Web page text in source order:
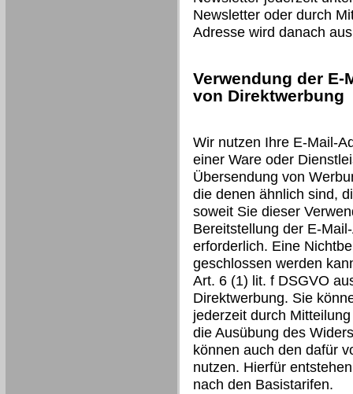
Newsletter oder durch
Adresse wird danach
Verwendung der
von Direktwerbung
Wir nutzen Ihre E-Mail-
einer Ware oder
Übersendung von
die denen ähnlich sind,
soweit Sie dieser
Bereitstellung der E-
erforderlich. Eine
geschlossen werden
Art. 6 (1) lit. f DSGVO
Direktwerbung. Sie
jederzeit durch
die Ausübung des
können auch den dafür
nutzen. Hierfür
nach den Basistarifen.